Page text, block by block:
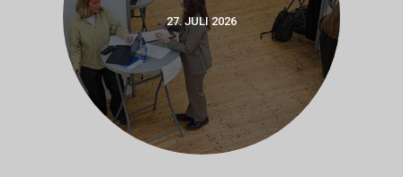
27. JULI 2026